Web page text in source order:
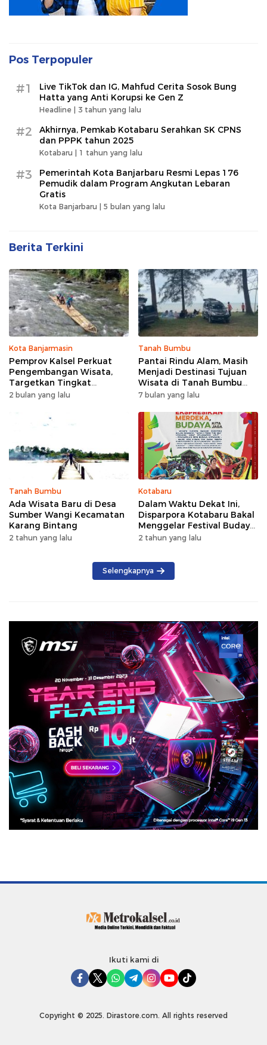
Pos Terpopuler
#1
Live TikTok dan IG, Mahfud Cerita Sosok Bung
Hatta yang Anti Korupsi ke Gen Z
Headline | 3 tahun yang lalu
#2
Akhirnya, Pemkab Kotabaru Serahkan SK CPNS
dan PPPK tahun 2025
Kotabaru | 1 tahun yang lalu
#3
Pemerintah Kota Banjarbaru Resmi Lepas 176
Pemudik dalam Program Angkutan Lebaran
Gratis
Kota Banjarbaru | 5 bulan yang lalu
Berita Terkini
Kota Banjarmasin
Pemprov Kalsel Perkuat
Pengembangan Wisata,
Targetkan Tingkat
Kunjungan Naik 5 Persen di
2 bulan yang lalu
Tanah Bumbu
Pantai Rindu Alam, Masih
Menjadi Destinasi Tujuan
Wisata di Tanah Bumbu
dengan Rindangnya Pohon
7 bulan yang lalu
Tanah Bumbu
Ada Wisata Baru di Desa
Sumber Wangi Kecamatan
Karang Bintang
2 tahun yang lalu
Kotabaru
Dalam Waktu Dekat Ini,
Disparpora Kotabaru Bakal
Menggelar Festival Budaya
Saijaan 2024
2 tahun yang lalu
Selengkapnya
Ikuti kami di
Copyright © 2025. Dirastore.com. All rights reserved